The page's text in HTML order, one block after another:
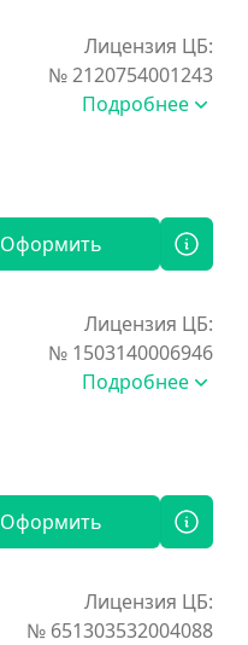
Лицензия ЦБ:
№ 2120754001243
Подробнее
Оформить
Лицензия ЦБ:
№ 1503140006946
Подробнее
Оформить
Лицензия ЦБ:
№ 651303532004088